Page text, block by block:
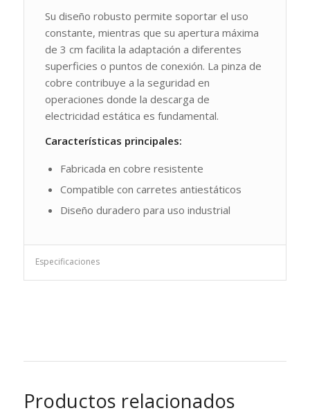
Su diseño robusto permite soportar el uso
constante, mientras que su apertura máxima
de 3 cm facilita la adaptación a diferentes
superficies o puntos de conexión. La pinza de
cobre contribuye a la seguridad en
operaciones donde la descarga de
electricidad estática es fundamental.
Características principales:
Fabricada en cobre resistente
Compatible con carretes antiestáticos
Diseño duradero para uso industrial
Especificaciones
Productos relacionados